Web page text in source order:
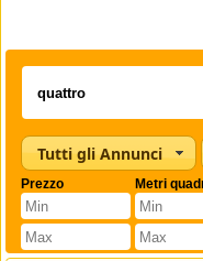
Tutti gli Annunci
Prezzo Metri